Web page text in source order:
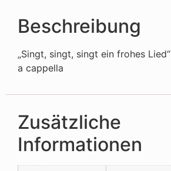
Beschreibung
„Singt, singt, singt ein frohes Lied“
a cappella
Zusätzliche
Informationen